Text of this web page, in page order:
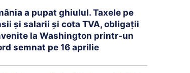
a pupat ghiulul. Taxele pe
și salarii și cota TVA, obligații
la Washington printr-un
semnat pe 16 aprilie